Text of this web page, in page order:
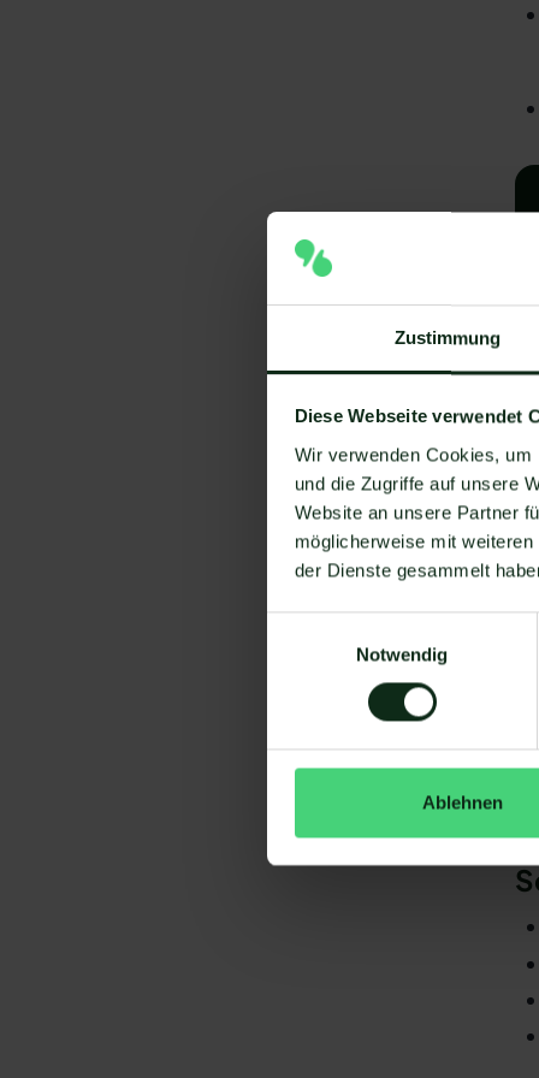
Zustimmung
Diese Webseite verwendet
Wir verwenden Cookies,
und die Zugriffe auf unsere
Website an unsere Partner
möglicherweise mit
der Dienste gesammelt
Notwendig
Ablehnen